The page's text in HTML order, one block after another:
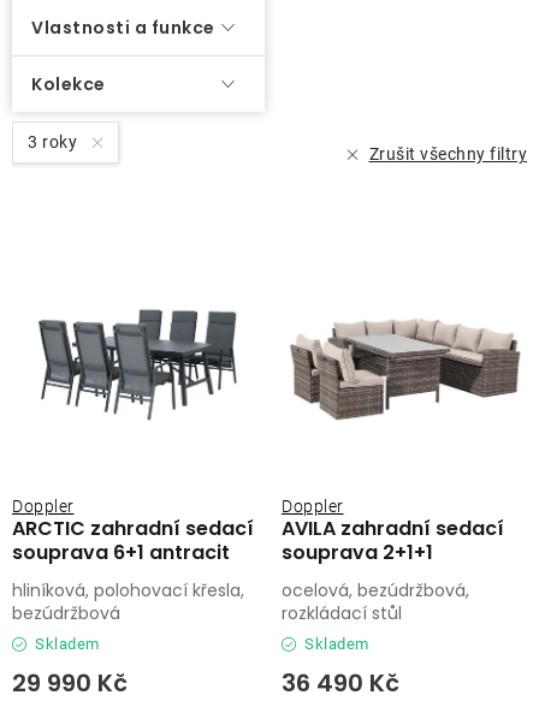
Vlastnosti a funkce
Kolekce
3 roky
Zrušit všechny filtry
ARCTIC zahradní sedací
souprava 6+1 antracit
Doppler
Skladem
29 990 Kč
hliníková, polohovací křesla,
bezúdržbová
AVILA zahradní sedací
souprava 2+1+1
Doppler
Skladem
36 490 Kč
ocelová, bezúdržbová,
rozkládací stůl